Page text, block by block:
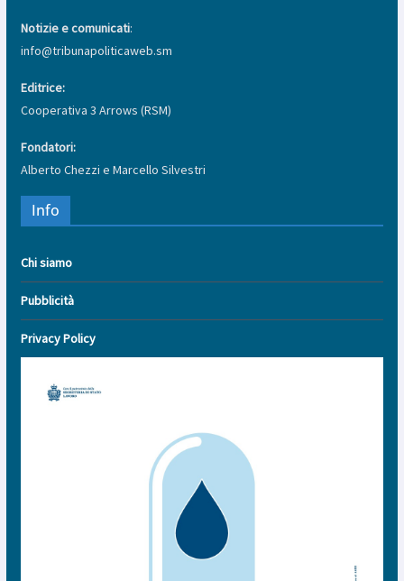
Notizie e comunicati:
info@tribunapoliticaweb.sm
Editrice:
Cooperativa 3 Arrows (RSM)
Fondatori:
Alberto Chezzi e Marcello Silvestri
Info
Chi siamo
Pubblicità
Privacy Policy